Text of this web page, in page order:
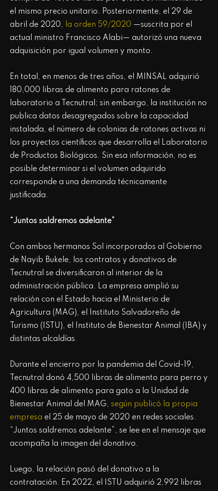
el mismo precio unitario. Posteriormente, el 29 de
abril de 2020, la orden 59/2020 —suscrita por el
actual ministro Francisco Alabi— autorizó una nueva
adquisición por igual volumen y monto.
En total, en menos de tres años, el MINSAL adquirió
180,000 libras de alimento para ratones de
laboratorio a Tecnutral; sin embargo, la institución no
publica datos desagregados sobre la capacidad
instalada, el número de colonias de ratones activas ni
los proyectos científicos que desarrolla el Laboratorio
de Productos Biológicos. Sin esa información, no es
posible determinar si el volumen adquirido
corresponde a una demanda técnicamente
justificada.
“Juntos saldremos adelante”
Con ambos hermanos Sol incorporados al Gobierno
de Nayib Bukele, los contratos y donativos de
Tecnutral se diversificaron al interior de la
administración pública. La empresa amplió su
relación con el Estado hacia el Ministerio de
Agricultura (MAG), el Instituto Salvadoreño de
Turismo (ISTU), el Instituto de Bienestar Animal (IBA) y
distintas alcaldías.
Durante el encierro por la pandemia del Covid-19,
Tecnutral donó 4,500 libras de alimento para perro y
400 libras de alimento para gato a la Unidad de
Bienestar Animal del MAG, según publicó la propia
empresa el 25 de mayo de 2020 en redes sociales.
“Juntos saldremos adelante”, se lee en el mensaje que
acompaña la imagen del donativo.
Luego, la relación pasó del donativo a la
contratación. En 2022, el ISTU adquirió 2,992 libras